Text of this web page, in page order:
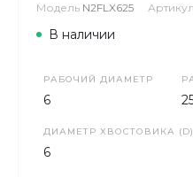
Модель N2FLX625 Артикул
В наличии
РАБОЧИЙ ДИАМЕТР
6
ДИАМЕТР ХВОСТОВИКА
6